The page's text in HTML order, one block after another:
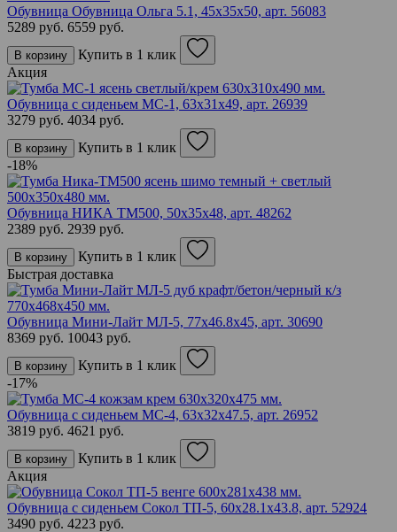
Обувница Обувница Ольга 5.1, 45х35х50, арт. 56083
5289 руб. 6559 руб.
В корзину
Купить в 1 клик
Акция
Обувница с сиденьем МС-1, 63х31х49, арт. 26939
3279 руб. 4034 руб.
В корзину
Купить в 1 клик
-18%
Обувница НИКА ТМ500, 50х35х48, арт. 48262
2389 руб. 2939 руб.
В корзину
Купить в 1 клик
Быстрая доставка
Обувница Мини-Лайт МЛ-5, 77х46.8х45, арт. 30690
8369 руб. 10043 руб.
В корзину
Купить в 1 клик
-17%
Обувница с сиденьем МС-4, 63х32х47.5, арт. 26952
3819 руб. 4621 руб.
В корзину
Купить в 1 клик
Акция
Обувница с сиденьем Сокол ТП-5, 60х28.1х43.8, арт. 52924
3490 руб. 4223 руб.